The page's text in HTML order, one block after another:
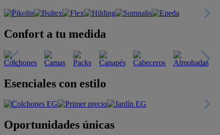
Confort a tu medida
Esenciales con estilo
Oportunidades únicas